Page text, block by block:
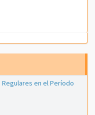
Regulares en el Período